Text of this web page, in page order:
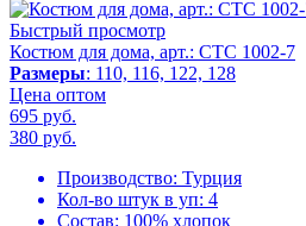
Быстрый просмотр
Костюм для дома, арт.: CTC 1002-7
Размеры: 110, 116, 122, 128
Цена оптом
695 руб.
380 руб.
Производство: Турция
Кол-во штук в уп: 4
Состав: 100% хлопок